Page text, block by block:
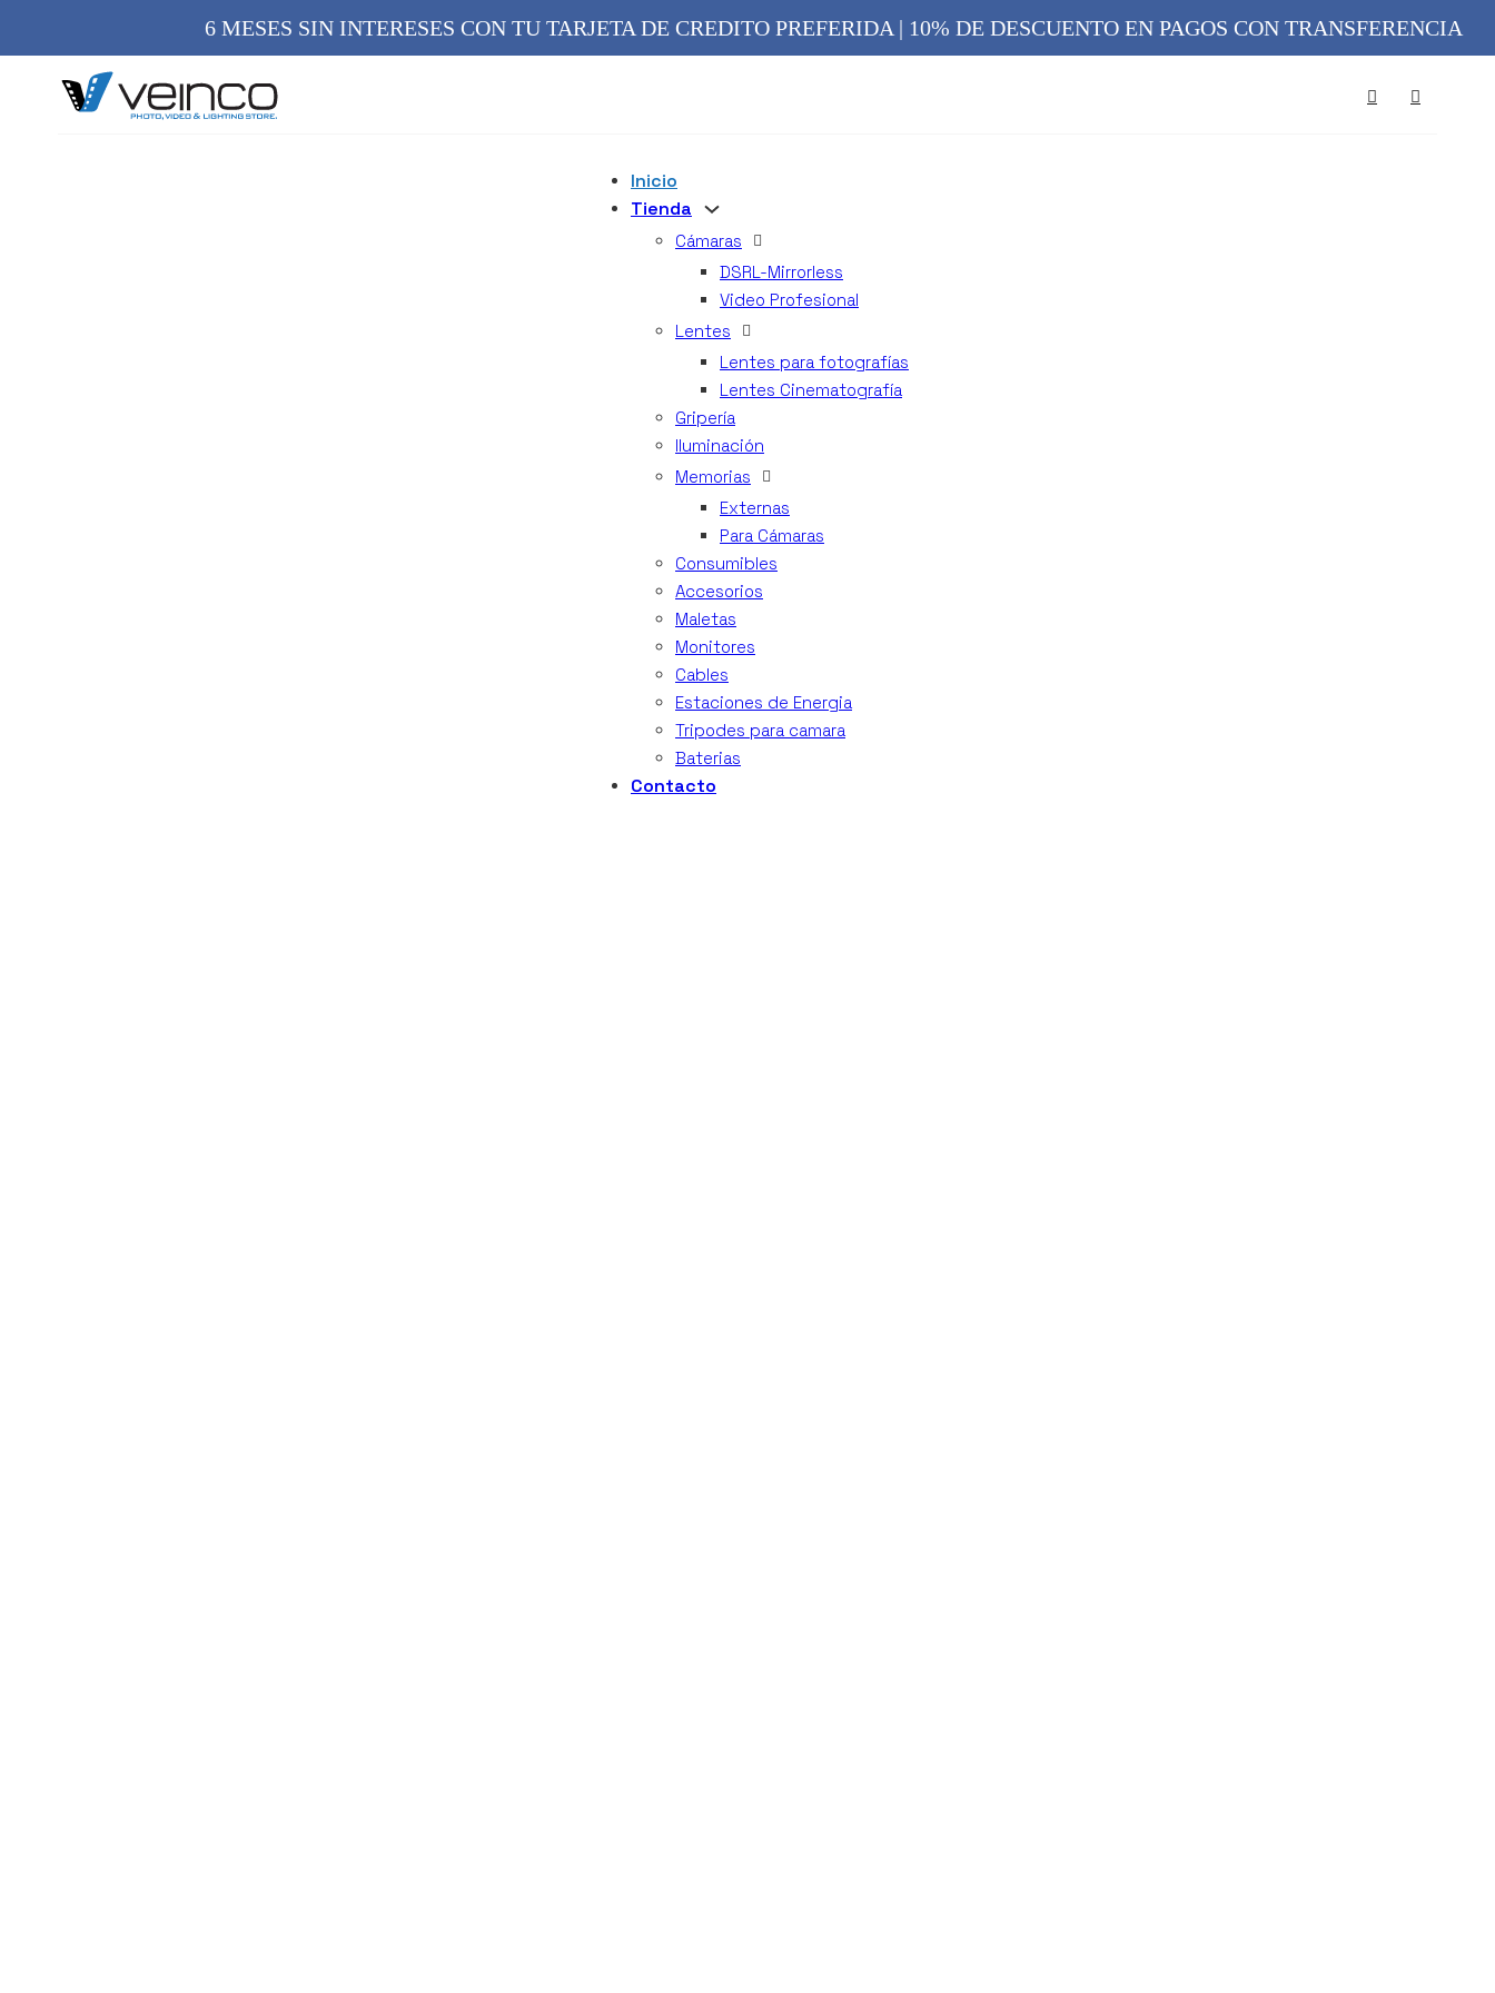
6 MESES SIN INTERESES CON TU TARJETA DE CREDITO PREFERIDA | 10% DE DESCUENTO EN PAGOS CON TRANSFERENCIA
Inicio
Tienda
Cámaras
DSRL-Mirrorless
Video Profesional
Lentes
Lentes para fotografías
Lentes Cinematografía
Gripería
Iluminación
Memorias
Externas
Para Cámaras
Consumibles
Accesorios
Maletas
Monitores
Cables
Estaciones de Energia
Tripodes para camara
Baterias
Contacto